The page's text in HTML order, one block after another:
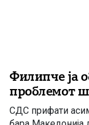
Филипче ја
проблемот
СДС прифати